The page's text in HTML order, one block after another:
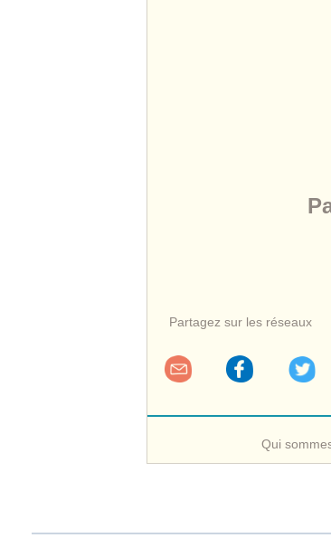
Partagez sur les réseaux
Qui